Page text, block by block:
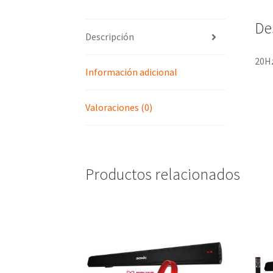
Descripción
Información adicional
Valoraciones (0)
Productos relacionados